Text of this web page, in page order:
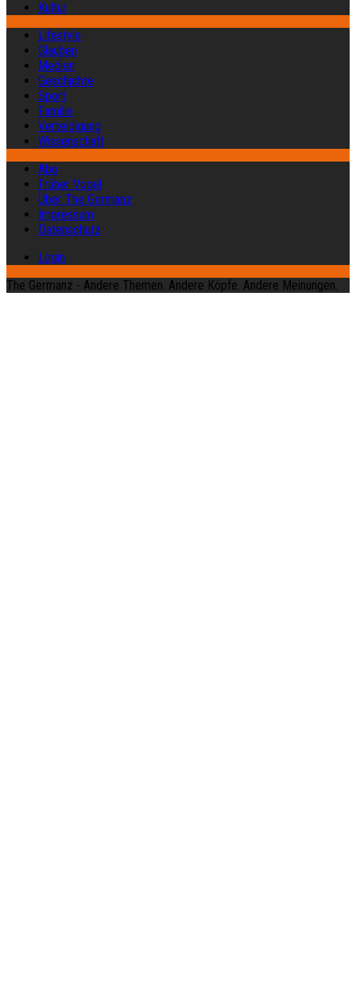
Kultur
Lifestyle
Glauben
Medien
Geschichte
Sport
Familie
Verteidigung
Wissenschaft
Abo
Früher Vogel
Über The Germanz
Impressum
Datenschutz
Login
The Germanz - Andere Themen. Andere Köpfe. Andere Meinungen.